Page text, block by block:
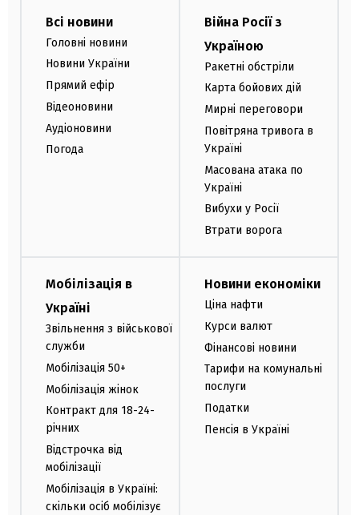
Всі новини
Головні новини
Новини України
Прямий ефір
Відеоновини
Аудіоновини
Погода
Війна Росії з
Україною
Ракетні обстріли
Карта бойових дій
Мирні переговори
Повітряна тривога в
Україні
Масована атака по
Україні
Вибухи у Росії
Втрати ворога
Мобілізація в
Україні
Звільнення з військової
служби
Мобілізація 50+
Мобілізація жінок
Контракт для 18-24-
річних
Відстрочка від
мобілізації
Мобілізація в Україні:
скільки осіб мобілізує
Новини економіки
Ціна нафти
Курси валют
Фінансові новини
Тарифи на комунальні
послуги
Податки
Пенсія в Україні